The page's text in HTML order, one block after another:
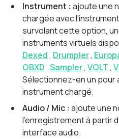
Instrument : ajoute une
chargée avec
survolant cette option,
instruments virtuels
Dexed, Drumpler,
OBXD, Sampler, VOLT,
Sélectionnez-en un
instrument chargé.
Audio / Mic : ajoute une
l'enregistrement à partir
interface audio.